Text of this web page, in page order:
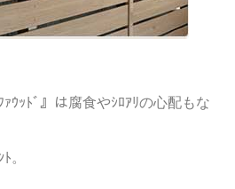
ｳｯﾄﾞ』は腐食やｼﾛｱﾘの心配もな
。